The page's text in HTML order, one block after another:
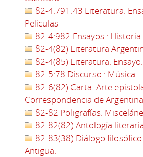
82-4:791.43 Literatura.
Peliculas
82-4:982 Ensayos :
82-4(82) Literatura
82-4(85) Literatura.
82-5:78 Discurso : Música
82-6(82) Carta. Arte
Correspondencia de Argentina
82-82 Poligrafías.
82-82(82) Antología
82-83(38) Diálogo
Antigua.